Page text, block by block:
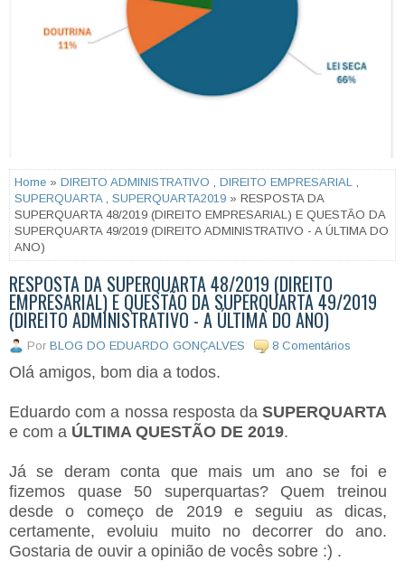
Home » DIREITO ADMINISTRATIVO DIREITO EMPRESARIAL
SUPERQUARTA
SUPERQUARTA2019 » RESPOSTA DA
SUPERQUARTA 48/2019 (DIREITO EMPRESARIAL) E QUESTÃO DA
SUPERQUARTA 49/2019 (DIREITO ADMINISTRATIVO - A ÚLTIMA DO
ANO)
RESPOSTA DA SUPERQUARTA 48/2019 (DIREITO
EMPRESARIAL) E QUESTÃO DA SUPERQUARTA 49/2019
(DIREITO ADMINISTRATIVO - A ÚLTIMA DO ANO)
Por BLOG DO EDUARDO GONÇALVES 8 Comentários
Olá amigos, bom dia a todos.
Eduardo com a nossa resposta da SUPERQUARTA
e com a ÚLTIMA QUESTÃO DE 2019.
Já se deram conta que mais um ano se foi e
fizemos quase 50 superquartas? Quem treinou
desde o começo de 2019 e seguiu as dicas,
certamente, evoluiu muito no decorrer do ano.
Gostaria de ouvir a opinião de vocês sobre :) .